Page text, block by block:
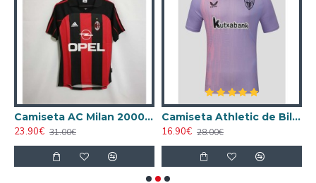
Camiseta AC Milan 2000/2001 Local Retro
23.90€ 31.00€
Camiseta Athletic de Bilbao 2024/2025 Alternativo
16.90€ 28.00€